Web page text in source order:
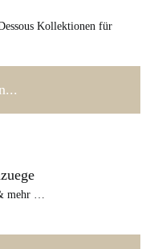
Kollektionen für
mehr …